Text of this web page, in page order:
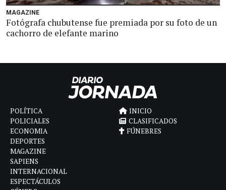
MAGAZINE
Fotógrafa chubutense fue premiada por su foto de un
cachorro de elefante marino
POLÍTICA
POLICIALES
ECONOMIA
DEPORTES
MAGAZINE
SAPIENS
INTERNACIONAL
ESPECTÁCULOS
INICIO
CLASIFICADOS
FÚNEBRES